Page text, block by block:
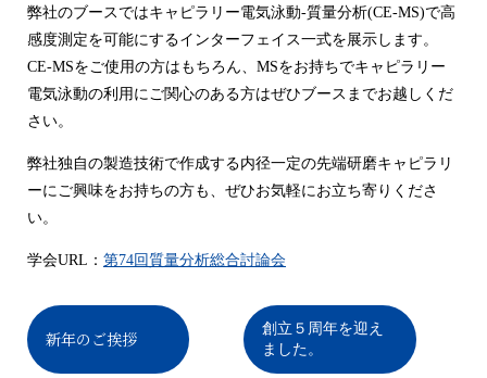
弊社のブースではキャピラリー電気泳動-質量分析(CE-MS)で高
感度測定を可能にするインターフェイス一式を展示します。
CE-MSをご使用の方はもちろん、MSをお持ちでキャピラリー
電気泳動の利用にご関心のある方はぜひブースまでお越しくだ
さい。
弊社独自の製造技術で作成する内径一定の先端研磨キャピラリ
ーにご興味をお持ちの方も、ぜひお気軽にお立ち寄りくださ
い。
学会URL： 第74回質量分析総合討論会
新年のご挨拶
創立５周年を迎え
ました。